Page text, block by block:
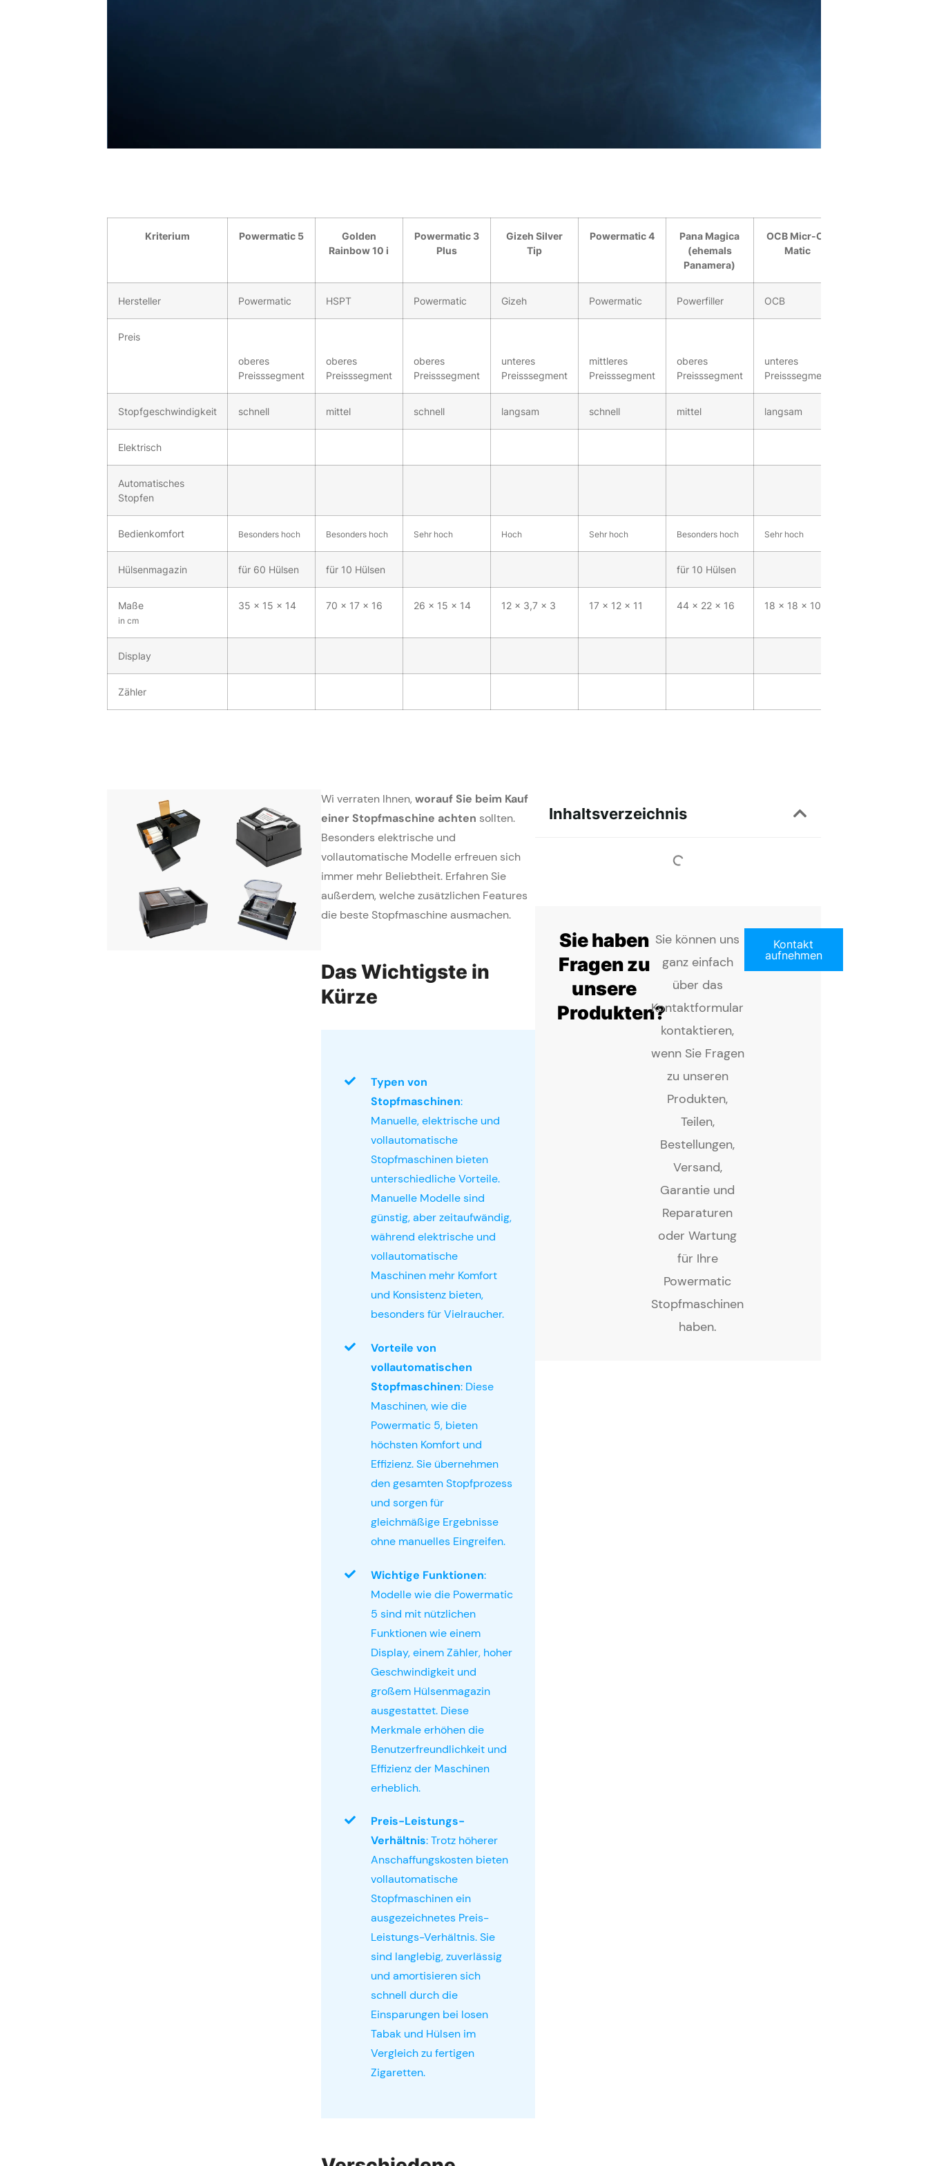
Kriterium Powermatic 5
Golden
Rainbow 10 i
Powermatic 3
Plus
Gizeh Silver
Tip
Powermatic 4
Pana Magica
(ehemals
Panamera)
OCB Micr-O-
Matic
Hersteller Powermatic HSPT Powermatic Gizeh Powermatic Powerfiller OCB
Preis
oberes
Preisssegment
oberes
Preisssegment
oberes
Preisssegment
unteres
Preisssegment
mittleres
Preisssegment
oberes
Preisssegment
unteres
Preisssegment
Stopfgeschwindigkeit schnell mittel schnell langsam schnell mittel langsam
Elektrisch
Automatisches
Stopfen
Bedienkomfort Besonders hoch Besonders hoch Sehr hoch Hoch Sehr hoch Besonders hoch Sehr hoch
Hülsenmagazin für 60 Hülsen für 10 Hülsen für 10 Hülsen
Maße
in cm
35 x 15 x 14 70 x 17 x 16 26 x 15 x 14 12 x 3,7 x 3 17 x 12 x 11 44 x 22 x 16 18 x 18 x 10
Display
Zähler
Wi verraten Ihnen,worauf Sie beim Kauf
einer Stopfmaschine achten sollten.
Besonders elektrische und
vollautomatische Modelle erfreuen sich
immer mehr Beliebtheit. Erfahren Sie
außerdem, welche zusätzlichen Features
die beste Stopfmaschine ausmachen.
Das Wichtigste in
Kürze
Typen von
Stopfmaschinen:
Manuelle, elektrische und
vollautomatische
Stopfmaschinen bieten
unterschiedliche Vorteile.
Manuelle Modelle sind
günstig, aber zeitaufwändig,
während elektrische und
vollautomatische
Maschinen mehr Komfort
und Konsistenz bieten,
besonders für Vielraucher.
Vorteile von
vollautomatischen
Stopfmaschinen: Diese
Maschinen, wie die
Powermatic 5, bieten
höchsten Komfort und
Effizienz. Sie übernehmen
den gesamten Stopfprozess
und sorgen für
gleichmäßige Ergebnisse
ohne manuelles Eingreifen.
Wichtige Funktionen:
Modelle wie die Powermatic
5 sind mit nützlichen
Funktionen wie einem
Display, einem Zähler, hoher
Geschwindigkeit und
großem Hülsenmagazin
ausgestattet. Diese
Merkmale erhöhen die
Benutzerfreundlichkeit und
Effizienz der Maschinen
erheblich.
Preis-Leistungs-
Verhältnis: Trotz höherer
Anschaffungskosten bieten
vollautomatische
Stopfmaschinen ein
ausgezeichnetes Preis-
Leistungs-Verhältnis. Sie
sind langlebig, zuverlässig
und amortisieren sich
schnell durch die
Einsparungen bei losen
Tabak und Hülsen im
Vergleich zu fertigen
Zigaretten.
Inhaltsverzeichnis
Sie haben
Fragen zu
unsere
Produkten?
Sie können uns
ganz einfach
über das
Kontaktformular
kontaktieren,
wenn Sie Fragen
zu unseren
Produkten,
Teilen,
Bestellungen,
Versand,
Garantie und
Reparaturen
oder Wartung
für Ihre
Powermatic
Stopfmaschinen
haben.
Kontakt
aufnehmen